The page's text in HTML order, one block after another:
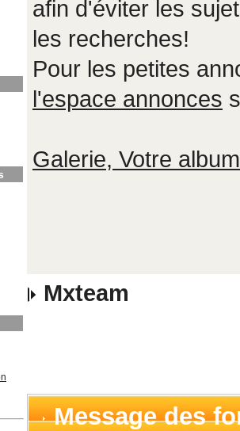
afin d'éviter les
les recherches!
Pour les petites
l'espace annonces
Galerie, Votre
Mxteam
Message des